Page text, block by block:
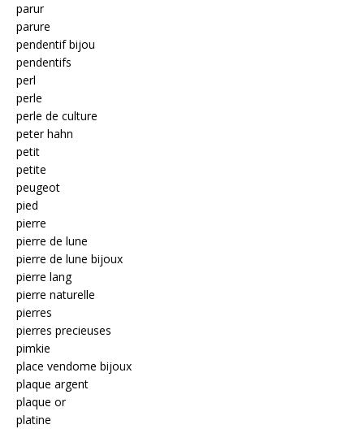
parur
parure
pendentif bijou
pendentifs
perl
perle
perle de culture
peter hahn
petit
petite
peugeot
pied
pierre
pierre de lune
pierre de lune bijoux
pierre lang
pierre naturelle
pierres
pierres precieuses
pimkie
place vendome bijoux
plaque argent
plaque or
platine